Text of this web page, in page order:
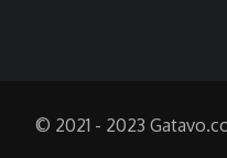
© 2021 - 2023